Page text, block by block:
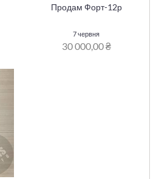
Продам Форт-12р
7 червня
30 000,00 ₴